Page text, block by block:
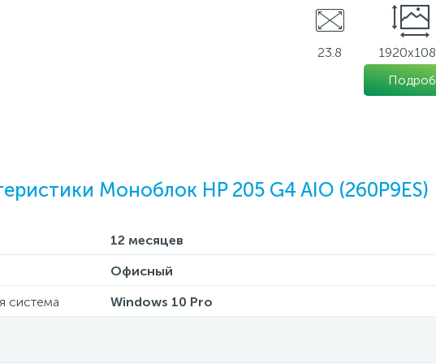
23.8
Моноблок HP 205 G4 AIO (260P9ES)
12 месяцев
Офисный
система
Windows 10 Pro